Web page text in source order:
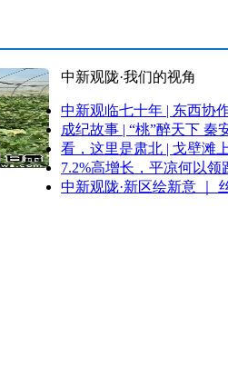
中新观陇·我们的视角
中新观临七十年 | 东西协
成纪故事 | “桃”醉天下 秦
看，这里是肃北 | 戈壁滩
7.2%高增长，平凉何以领
中新观陇·新区绘新意 ｜